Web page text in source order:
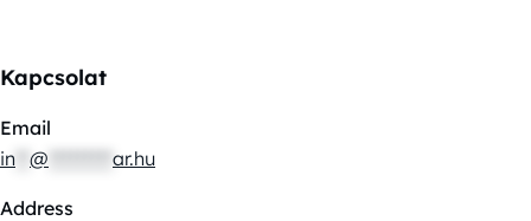
Kapcsolat
Email
in @ ar.hu
Address